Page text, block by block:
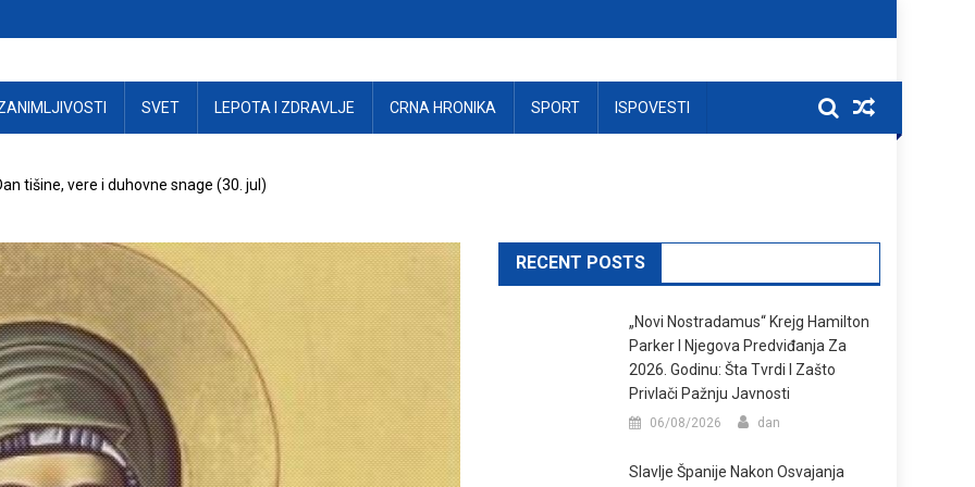
SVET LEPOTA I ZDRAVLJE CRNA HRONIKA SPORT ISPOVESTI
tišine, vere i duhovne snage (30. jul)
RECENT POSTS
„Novi Nostradamus“ Krejg Hamilton
Parker I Njegova Predviđanja Za
2026. Godinu: Šta Tvrdi I Zašto
Privlači Pažnju Javnosti
06/08/2026 dan
Slavlje Španije Nakon Osvajanja